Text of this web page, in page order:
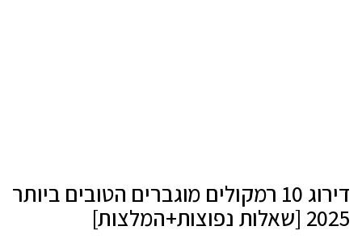
דירוג 10 רמקולים מוגברים הטובים ביותר
2025 [שאלות נפוצות+המלצות]